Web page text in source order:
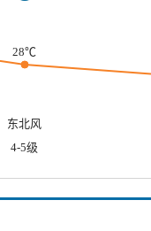
28℃
东北风
4-5级